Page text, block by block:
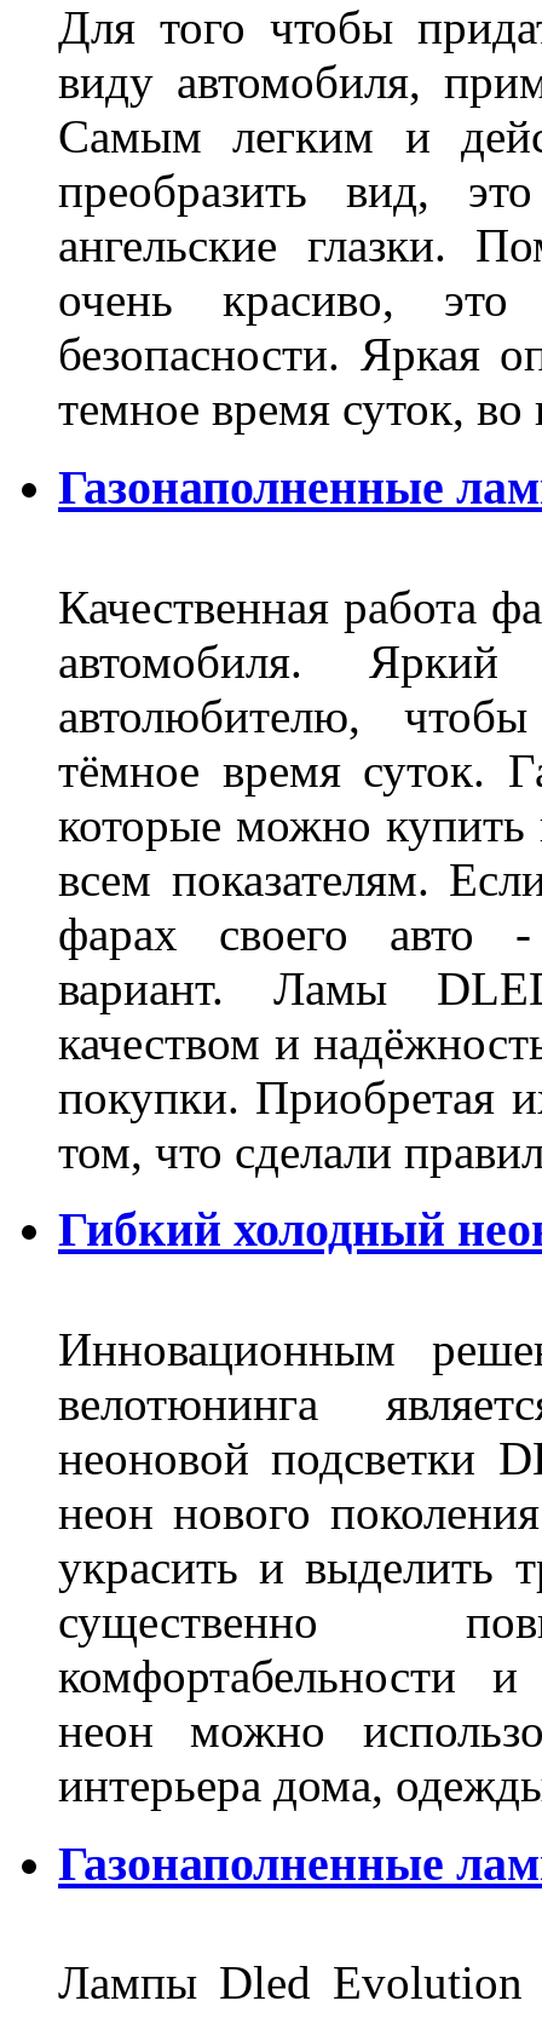
Для того чтобы
виду автомобиля,
Самым легким и
преобразить вид,
ангельские глазки.
очень красиво,
безопасности. Яркая
темное время суток, во
Газонаполненные
Качественная работа
автомобиля.
автолюбителю,
тёмное время суток.
которые можно
всем показателям.
фарах своего авто
вариант. Ламы
качеством и
покупки. Приобретая
том, что сделали
Гибкий холодный
Инновационным
велотюнинга
неоновой подсветки
неон нового
украсить и выделить
существенно
комфортабельности
неон можно
интерьера дома,
Газонаполненные
Лампы Dled Evolution